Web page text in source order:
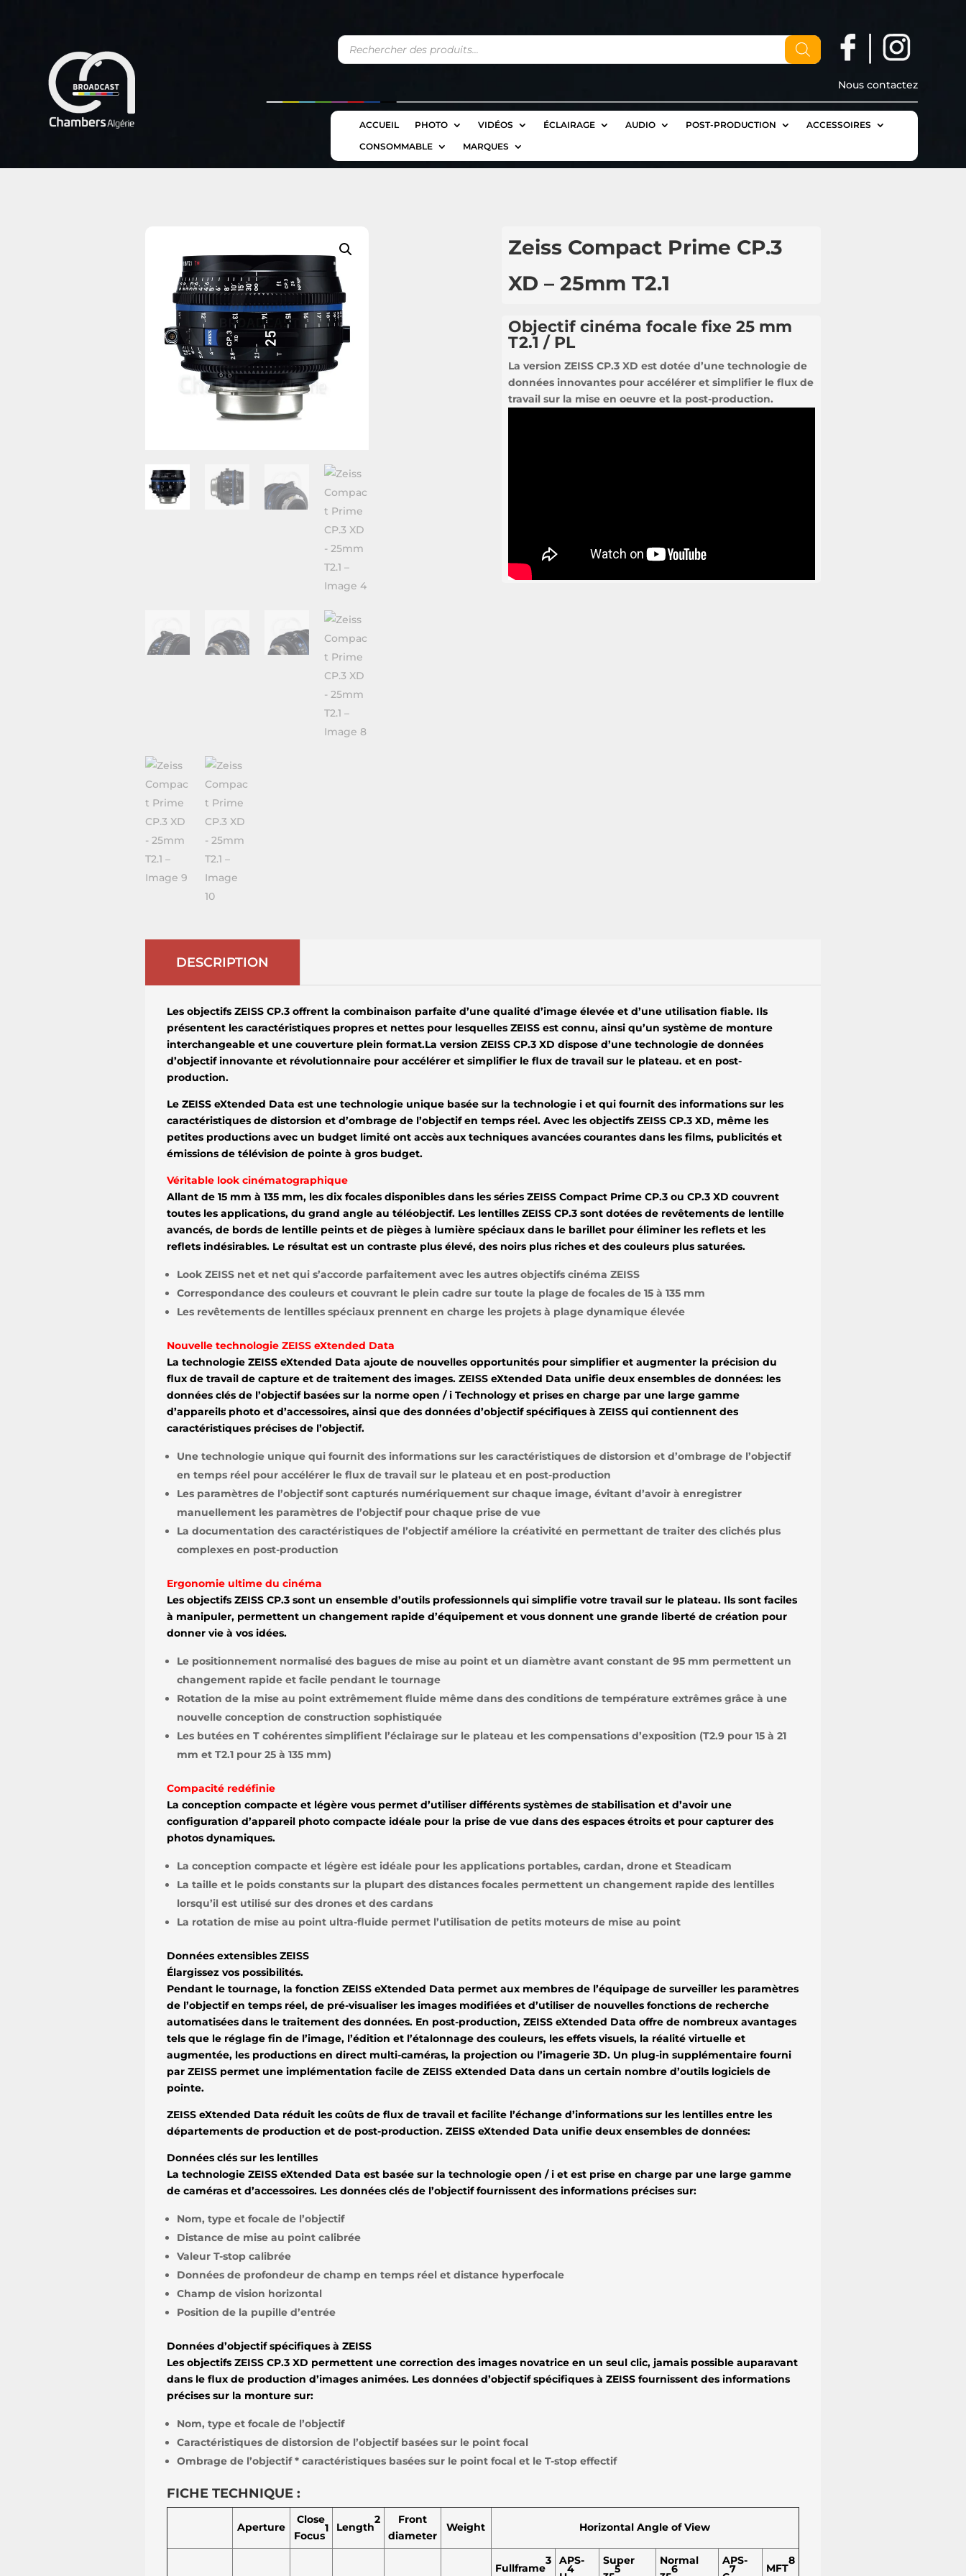
Recherche
de
produits
Nous contactez
ACCUEIL PHOTO VIDÉOS ÉCLAIRAGE AUDIO POST-PRODUCTION
ACCESSOIRES
CONSOMMABLE
MARQUES
Zeiss Compact Prime CP.3
XD – 25mm T2.1
Objectif cinéma focale fixe 25 mm
T2.1 / PL
La version ZEISS CP.3 XD est dotée d’une technologie de
données innovantes pour accélérer et simplifier le flux de
travail sur la mise en oeuvre et la post-production.
DESCRIPTION
Les objectifs ZEISS CP.3 offrent la combinaison parfaite d’une qualité d’image élevée et d’une utilisation fiable. Ils
présentent les caractéristiques propres et nettes pour lesquelles ZEISS est connu, ainsi qu’un système de monture
interchangeable et une couverture plein format.La version ZEISS CP.3 XD dispose d’une technologie de données
d’objectif innovante et révolutionnaire pour accélérer et simplifier le flux de travail sur le plateau. et en post-
production.
Le ZEISS eXtended Data est une technologie unique basée sur la technologie i et qui fournit des informations sur les
caractéristiques de distorsion et d’ombrage de l’objectif en temps réel. Avec les objectifs ZEISS CP.3 XD, même les
petites productions avec un budget limité ont accès aux techniques avancées courantes dans les films, publicités et
émissions de télévision de pointe à gros budget.
Véritable look cinématographique
Allant de 15 mm à 135 mm, les dix focales disponibles dans les séries ZEISS Compact Prime CP.3 ou CP.3 XD couvrent
toutes les applications, du grand angle au téléobjectif. Les lentilles ZEISS CP.3 sont dotées de revêtements de lentille
avancés, de bords de lentille peints et de pièges à lumière spéciaux dans le barillet pour éliminer les reflets et les
reflets indésirables. Le résultat est un contraste plus élevé, des noirs plus riches et des couleurs plus saturées.
Look ZEISS net et net qui s’accorde parfaitement avec les autres objectifs cinéma ZEISS
Correspondance des couleurs et couvrant le plein cadre sur toute la plage de focales de 15 à 135 mm
Les revêtements de lentilles spéciaux prennent en charge les projets à plage dynamique élevée
Nouvelle technologie ZEISS eXtended Data
La technologie ZEISS eXtended Data ajoute de nouvelles opportunités pour simplifier et augmenter la précision du
flux de travail de capture et de traitement des images. ZEISS eXtended Data unifie deux ensembles de données: les
données clés de l’objectif basées sur la norme open / i Technology et prises en charge par une large gamme
d’appareils photo et d’accessoires, ainsi que des données d’objectif spécifiques à ZEISS qui contiennent des
caractéristiques précises de l’objectif.
Une technologie unique qui fournit des informations sur les caractéristiques de distorsion et d’ombrage de l’objectif
en temps réel pour accélérer le flux de travail sur le plateau et en post-production
Les paramètres de l’objectif sont capturés numériquement sur chaque image, évitant d’avoir à enregistrer
manuellement les paramètres de l’objectif pour chaque prise de vue
La documentation des caractéristiques de l’objectif améliore la créativité en permettant de traiter des clichés plus
complexes en post-production
Ergonomie ultime du cinéma
Les objectifs ZEISS CP.3 sont un ensemble d’outils professionnels qui simplifie votre travail sur le plateau. Ils sont faciles
à manipuler, permettent un changement rapide d’équipement et vous donnent une grande liberté de création pour
donner vie à vos idées.
Le positionnement normalisé des bagues de mise au point et un diamètre avant constant de 95 mm permettent un
changement rapide et facile pendant le tournage
Rotation de la mise au point extrêmement fluide même dans des conditions de température extrêmes grâce à une
nouvelle conception de construction sophistiquée
Les butées en T cohérentes simplifient l’éclairage sur le plateau et les compensations d’exposition (T2.9 pour 15 à 21
mm et T2.1 pour 25 à 135 mm)
Compacité redéfinie
La conception compacte et légère vous permet d’utiliser différents systèmes de stabilisation et d’avoir une
configuration d’appareil photo compacte idéale pour la prise de vue dans des espaces étroits et pour capturer des
photos dynamiques.
La conception compacte et légère est idéale pour les applications portables, cardan, drone et Steadicam
La taille et le poids constants sur la plupart des distances focales permettent un changement rapide des lentilles
lorsqu’il est utilisé sur des drones et des cardans
La rotation de mise au point ultra-fluide permet l’utilisation de petits moteurs de mise au point
Données extensibles ZEISS
Élargissez vos possibilités.
Pendant le tournage, la fonction ZEISS eXtended Data permet aux membres de l’équipage de surveiller les paramètres
de l’objectif en temps réel, de pré-visualiser les images modifiées et d’utiliser de nouvelles fonctions de recherche
automatisées dans le traitement des données. En post-production, ZEISS eXtended Data offre de nombreux avantages
tels que le réglage fin de l’image, l’édition et l’étalonnage des couleurs, les effets visuels, la réalité virtuelle et
augmentée, les productions en direct multi-caméras, la projection ou l’imagerie 3D. Un plug-in supplémentaire fourni
par ZEISS permet une implémentation facile de ZEISS eXtended Data dans un certain nombre d’outils logiciels de
pointe.
ZEISS eXtended Data réduit les coûts de flux de travail et facilite l’échange d’informations sur les lentilles entre les
départements de production et de post-production. ZEISS eXtended Data unifie deux ensembles de données:
Données clés sur les lentilles
La technologie ZEISS eXtended Data est basée sur la technologie open / i et est prise en charge par une large gamme
de caméras et d’accessoires. Les données clés de l’objectif fournissent des informations précises sur:
Nom, type et focale de l’objectif
Distance de mise au point calibrée
Valeur T-stop calibrée
Données de profondeur de champ en temps réel et distance hyperfocale
Champ de vision horizontal
Position de la pupille d’entrée
Données d’objectif spécifiques à ZEISS
Les objectifs ZEISS CP.3 XD permettent une correction des images novatrice en un seul clic, jamais possible auparavant
dans le flux de production d’images animées. Les données d’objectif spécifiques à ZEISS fournissent des informations
précises sur la monture sur:
Nom, type et focale de l’objectif
Caractéristiques de distorsion de l’objectif basées sur le point focal
Ombrage de l’objectif * caractéristiques basées sur le point focal et le T-stop effectif
FICHE TECHNIQUE :
Aperture
Close
Focus
1 Length
2
Front
diameter
Weight Horizontal Angle of View
Fullframe
3
APS-
4
Super
5
Normal
6
APS-
7 MFT
8